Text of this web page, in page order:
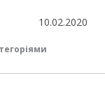
10.02.2020